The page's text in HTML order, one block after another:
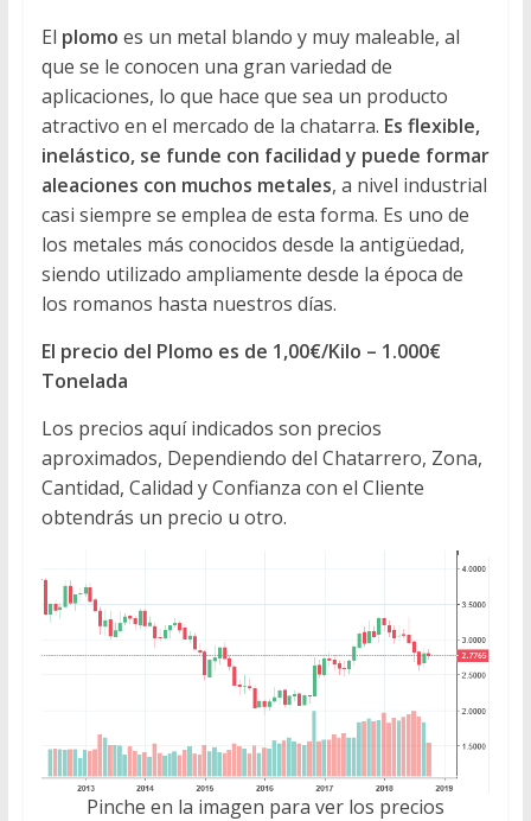
El plomo es un metal blando y muy maleable, al
que se le conocen una gran variedad de
aplicaciones, lo que hace que sea un producto
atractivo en el mercado de la chatarra. Es flexible,
inelástico, se funde con facilidad y puede formar
aleaciones con muchos metales, a nivel industrial
casi siempre se emplea de esta forma. Es uno de
los metales más conocidos desde la antigüedad,
siendo utilizado ampliamente desde la época de
los romanos hasta nuestros días.
El precio del Plomo es de 1,00€/Kilo – 1.000€
Tonelada
Los precios aquí indicados son precios
aproximados, Dependiendo del Chatarrero, Zona,
Cantidad, Calidad y Confianza con el Cliente
obtendrás un precio u otro.
Pinche en la imagen para ver los precios